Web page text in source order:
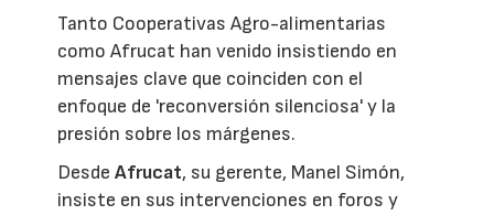
Tanto Cooperativas Agro-alimentarias
como Afrucat han venido insistiendo en
mensajes clave que coinciden con el
enfoque de 'reconversión silenciosa' y la
presión sobre los márgenes.
DesdeAfrucat, su gerente, Manel Simón,
insiste en sus intervenciones en foros y